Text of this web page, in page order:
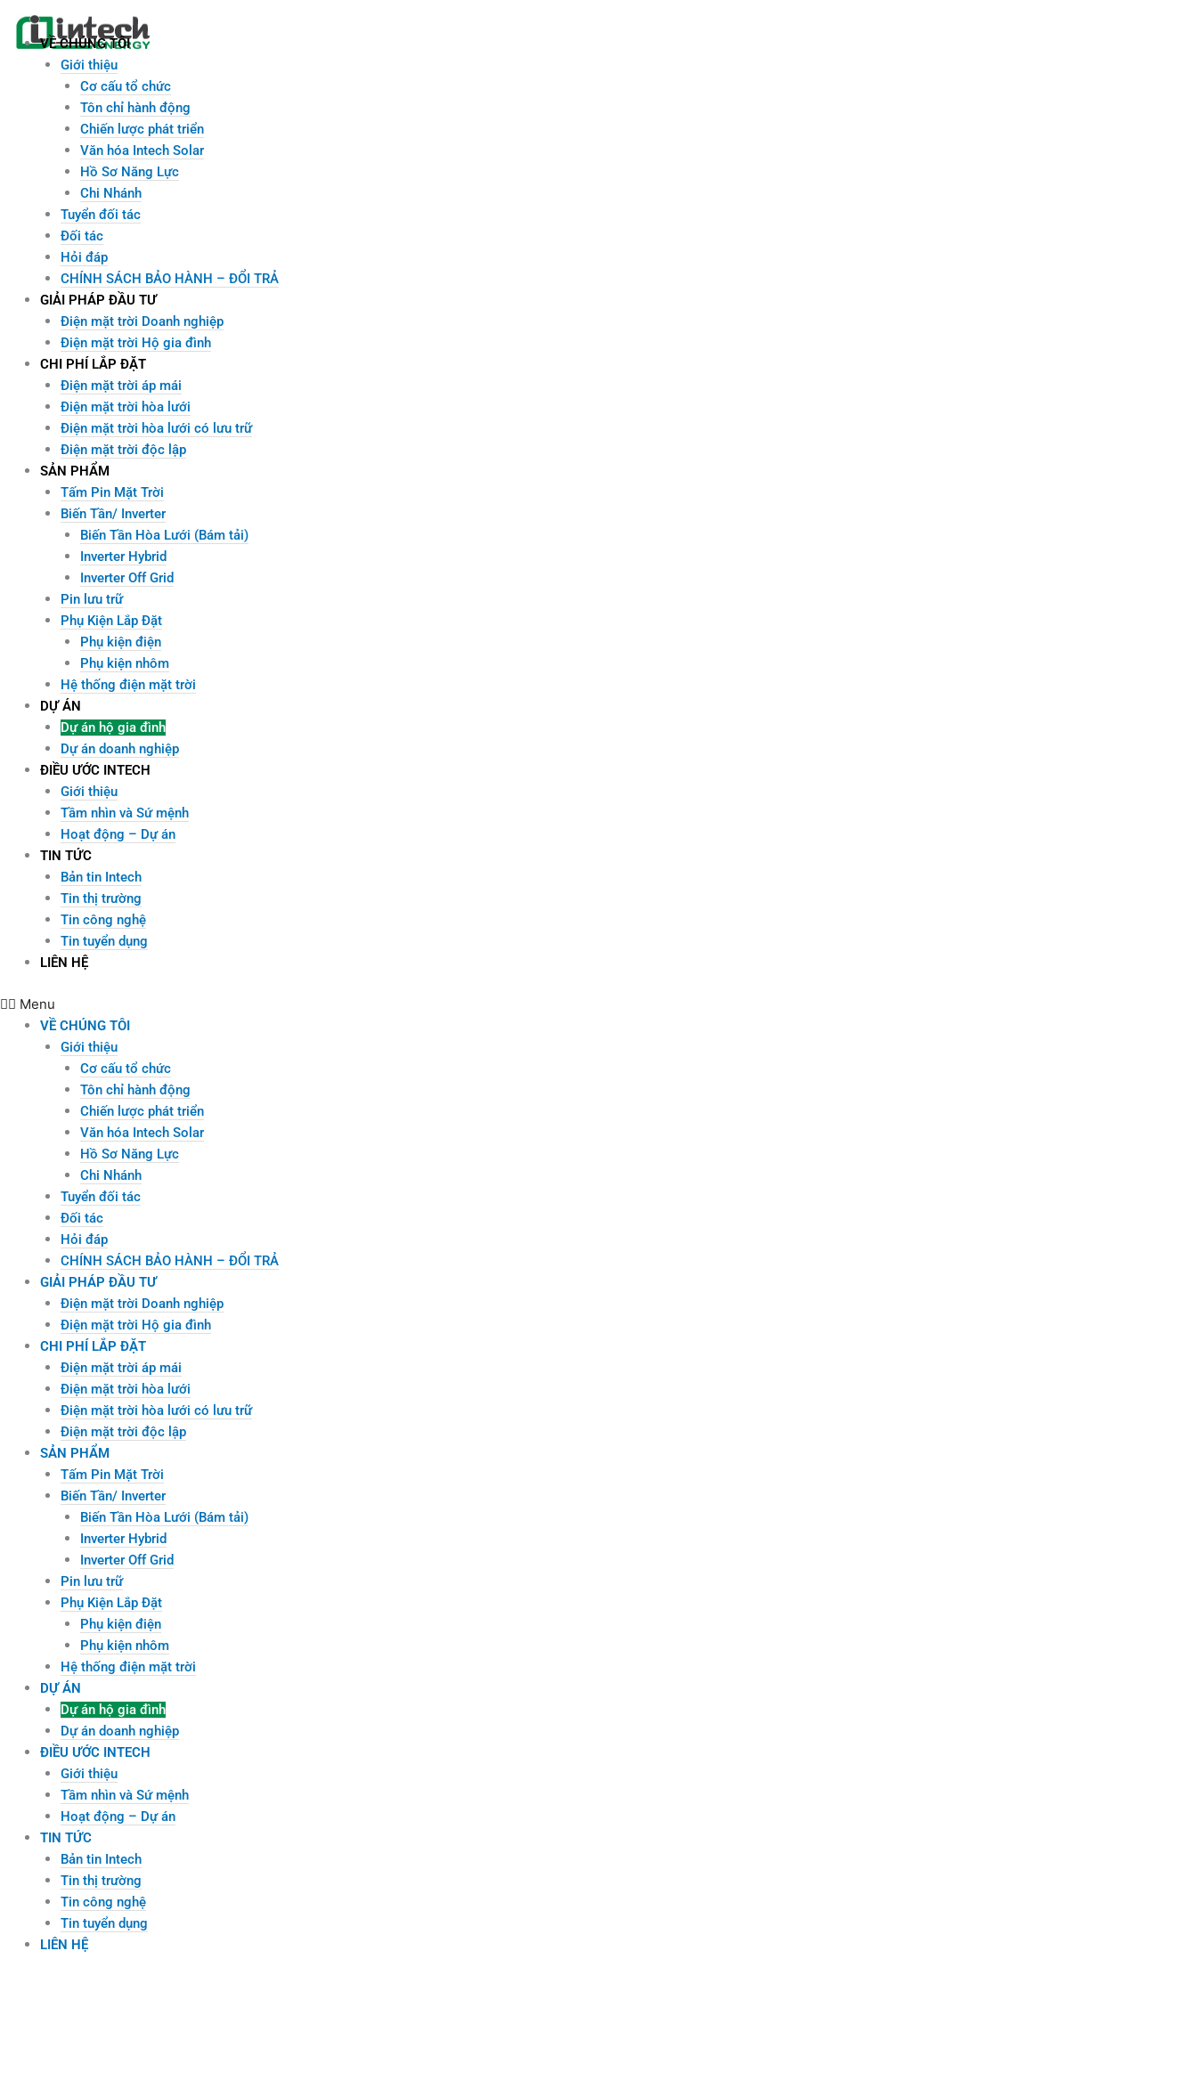
contentVỀ CHÚNG TÔI
Giới thiệu
Cơ cấu tổ chức
Tôn chỉ hành động
Chiến lược phát triển
Văn hóa Intech Solar
Hồ Sơ Năng Lực
Chi Nhánh
Tuyển đối tác
Đối tác
Hỏi đáp
CHÍNH SÁCH BẢO HÀNH – ĐỔI TRẢ
GIẢI PHÁP ĐẦU TƯ
Điện mặt trời Doanh nghiệp
Điện mặt trời Hộ gia đình
CHI PHÍ LẮP ĐẶT
Điện mặt trời áp mái
Điện mặt trời hòa lưới
Điện mặt trời hòa lưới có lưu trữ
Điện mặt trời độc lập
SẢN PHẨM
Tấm Pin Mặt Trời
Biến Tần/ Inverter
Biến Tần Hòa Lưới (Bám tải)
Inverter Hybrid
Inverter Off Grid
Pin lưu trữ
Phụ Kiện Lắp Đặt
Phụ kiện điện
Phụ kiện nhôm
Hệ thống điện mặt trời
DỰ ÁN
Dự án hộ gia đình
Dự án doanh nghiệp
ĐIỀU ƯỚC INTECH
Giới thiệu
Tầm nhìn và Sứ mệnh
Hoạt động – Dự án
TIN TỨC
Bản tin Intech
Tin thị trường
Tin công nghệ
Tin tuyển dụng
LIÊN HỆ
Menu
VỀ CHÚNG TÔI
Giới thiệu
Cơ cấu tổ chức
Tôn chỉ hành động
Chiến lược phát triển
Văn hóa Intech Solar
Hồ Sơ Năng Lực
Chi Nhánh
Tuyển đối tác
Đối tác
Hỏi đáp
CHÍNH SÁCH BẢO HÀNH – ĐỔI TRẢ
GIẢI PHÁP ĐẦU TƯ
Điện mặt trời Doanh nghiệp
Điện mặt trời Hộ gia đình
CHI PHÍ LẮP ĐẶT
Điện mặt trời áp mái
Điện mặt trời hòa lưới
Điện mặt trời hòa lưới có lưu trữ
Điện mặt trời độc lập
SẢN PHẨM
Tấm Pin Mặt Trời
Biến Tần/ Inverter
Biến Tần Hòa Lưới (Bám tải)
Inverter Hybrid
Inverter Off Grid
Pin lưu trữ
Phụ Kiện Lắp Đặt
Phụ kiện điện
Phụ kiện nhôm
Hệ thống điện mặt trời
DỰ ÁN
Dự án hộ gia đình
Dự án doanh nghiệp
ĐIỀU ƯỚC INTECH
Giới thiệu
Tầm nhìn và Sứ mệnh
Hoạt động – Dự án
TIN TỨC
Bản tin Intech
Tin thị trường
Tin công nghệ
Tin tuyển dụng
LIÊN HỆ